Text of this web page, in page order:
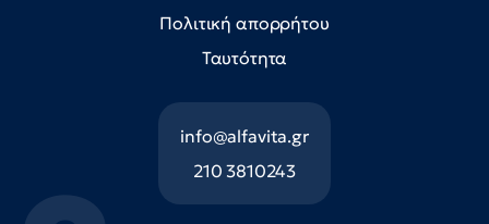
Πολιτική απορρήτου
Ταυτότητα
info@alfavita.gr
210 3810243